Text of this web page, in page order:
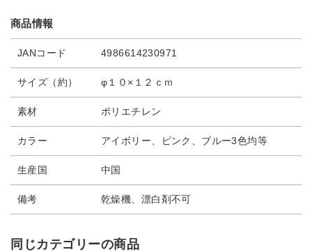
商品情報
JANコード 4986614230971
サイズ（約） φ１０×１２ｃｍ
素材 ポリエチレン
カラー アイボリー、ピンク、ブルー3色均等
生産国 中国
備考 乾燥機、漂白剤不可
同じカテゴリーの商品